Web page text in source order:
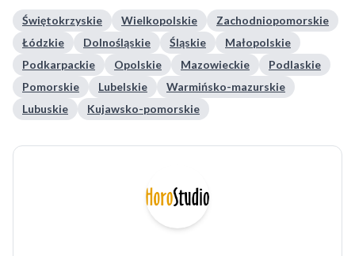
Świętokrzyskie Wielkopolskie
Zachodniopomorskie
Łódzkie
Dolnośląskie Śląskie
Małopolskie
Podkarpackie
Opolskie Mazowieckie
Podlaskie
Pomorskie
Lubelskie
Warmińsko-mazurskie
Lubuskie
Kujawsko-pomorskie